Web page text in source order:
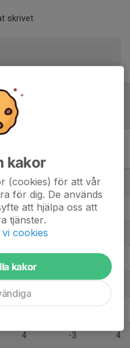
skrivet
M
4 5
4 6
5
4 -3 4
kakor
(cookies) för att vår
för dig. De används
att hjälpa oss att
tjänster.
cookies
kakor